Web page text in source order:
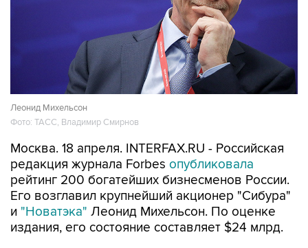
Леонид Михельсон
Фото: ТАСС, Владимир Смирнов
Москва. 18 апреля. INTERFAX.RU - Российская
редакция журнала Forbes опубликовала
рейтинг 200 богатейших бизнесменов России.
Его возглавил крупнейший акционер "Сибура"
и "Новатэка" Леонид Михельсон. По оценке
издания, его состояние составляет $24 млрд.